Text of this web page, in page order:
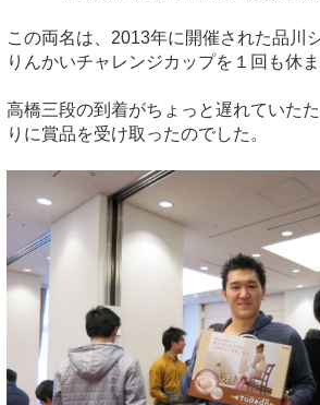
この両名は、2013年に開催された品川
りんかいチャレンジカップを１回も休
高橋三段の到着がちょっと遅れていた
りに賞品を受け取ったのでした。